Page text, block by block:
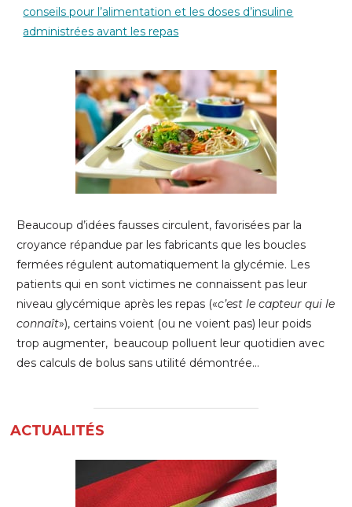
conseils pour l’alimentation et les doses d’insuline
administrées avant les repas
Beaucoup d’idées fausses circulent, favorisées par la
croyance répandue par les fabricants que les boucles
fermées régulent automatiquement la glycémie. Les
patients qui en sont victimes ne connaissent pas leur
niveau glycémique après les repas («c’est le capteur qui le
connaît»), certains voient (ou ne voient pas) leur poids
trop augmenter, beaucoup polluent leur quotidien avec
des calculs de bolus sans utilité démontrée…
ACTUALITÉS